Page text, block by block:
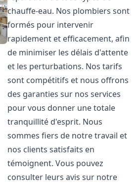
chauffe-eau. Nos plombiers sont
formés pour intervenir
rapidement et efficacement, afin
de minimiser les délais d'attente
et les perturbations. Nos tarifs
sont compétitifs et nous offrons
des garanties sur nos services
pour vous donner une totale
tranquillité d'esprit. Nous
sommes fiers de notre travail et
nos clients satisfaits en
témoignent. Vous pouvez
consulter leurs avis sur notre